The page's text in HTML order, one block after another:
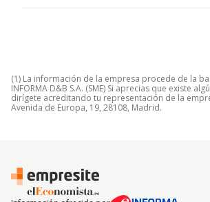
(1) La información de la empresa procede de la
INFORMA D&B S.A. (SME) Si aprecias que existe
dirígete acreditando tu representación de la
Avenida de Europa, 19, 28108, Madrid.